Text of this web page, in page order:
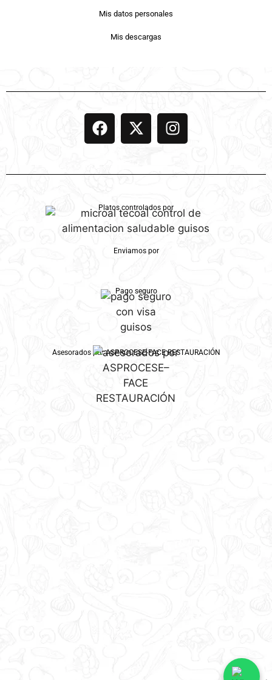
Mis datos personales
Mis descargas
Platos controlados por
Enviamos por
Pago seguro
Asesorados por ASPROCESE-FACE RESTAURACIÓN